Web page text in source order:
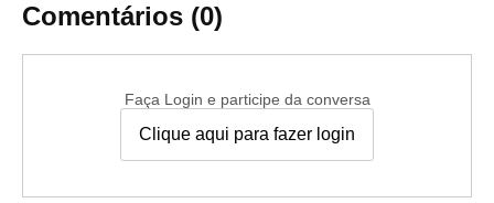
Comentários (0)
Faça Login e participe da conversa
Clique aqui para fazer login